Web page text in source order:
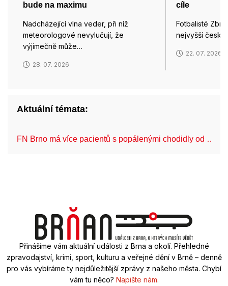
bude na maximu
Nadcházející vlna veder, při níž
meteorologové nevylučují, že
výjimečně může…
28. 07. 2026
cíle
Fotbalisté
nejvyšší
22. 07. 2026
Aktuální témata:
FN Brno má více pacientů s popálenými chodidly od …
Přinášíme vám aktuální události z Brna a okolí. Přehledné
zpravodajství, krimi, sport, kulturu a veřejné dění v Brně – denně
pro vás vybíráme ty nejdůležitější zprávy z našeho města. Chybí
vám tu něco? Napište nám.